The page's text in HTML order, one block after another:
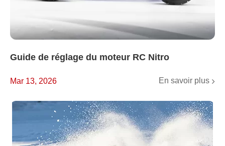
Guide de réglage du moteur RC Nitro
Mar 13, 2026 En savoir plus